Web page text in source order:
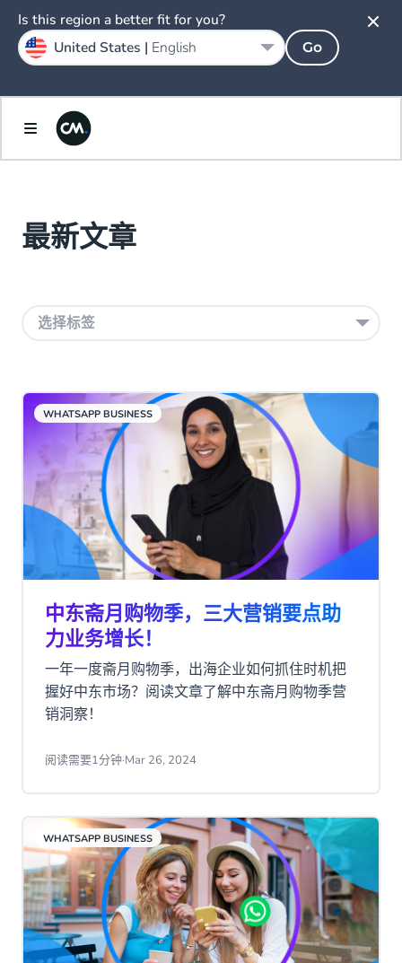
最新文章
选择标签
WHATSAPP BUSINESS
中东斋月购物季，三大营销要点助
力业务增长！
一年一度斋月购物季，出海企业如何抓住时机把
握好中东市场？阅读文章了解中东斋月购物季营
销洞察！
阅读需要1分钟·Mar 26, 2024
WHATSAPP BUSINESS
Is this region a better fit for you?
United States | English Go